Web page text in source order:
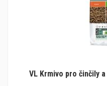
VL Krmivo pro činčily